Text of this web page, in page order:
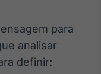
para
analisar
definir: